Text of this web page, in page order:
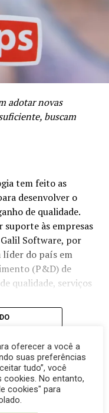
adotar novas
buscam
tem feito as
desenvolver o
de qualidade.
às empresas
Software, por
líder do país em
(P&D) de
qualidade, serviços
Nazaré, são
Muitas
novas tecnologias
têm uma P&D
oferecer a você a
suas preferências
tudo”, você
cookies. No entanto,
cookies" para